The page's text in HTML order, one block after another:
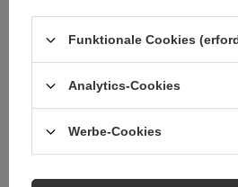
Informationen in Echtzeit. Dies
für Liebhaber von Sport,
Wasseraktivitäten. Sie können die
Freizeittauchen in einer Tiefe von
mitnehmen. Die Uhr führt
ein – die Möglichkeit, Anfragen an
verarbeiten. Dadurch können Sie
Internetverbindung schnell
Funktionale Cookies
Analytics-Cookies
Werbe-Cookies